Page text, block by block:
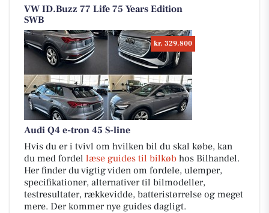
VW ID.Buzz 77 Life 75 Years Edition
SWB
kr. 329.800
Audi Q4 e-tron 45 S-line
Hvis du er i tvivl om hvilken bil du skal købe, kan
du med fordel læse guides til bilkøb hos Bilhandel.
Her finder du vigtig viden om fordele, ulemper,
specifikationer, alternativer til bilmodeller,
testresultater, rækkevidde, batteristørrelse og meget
mere. Der kommer nye guides dagligt.